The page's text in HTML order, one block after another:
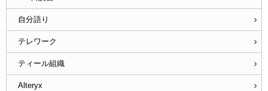
自分語り
テレワーク
ティール組織
Alteryx